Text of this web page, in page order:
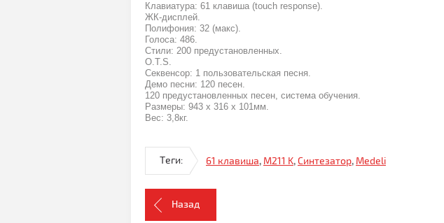
Клавиатура: 61 клавиша (touch response).
ЖК-дисплей.
Полифония: 32 (макс).
Голоса: 486.
Стили: 200 предустановленных.
O.T.S.
Секвенсор: 1 пользовательская песня.
Демо песни: 120 песен.
120 предустановленных песен, система обучения.
Размеры: 943 х 316 х 101мм.
Вес: 3,8кг.
Теги: 61 клавиша, M211 K,Синтезатор, Medeli
Назад